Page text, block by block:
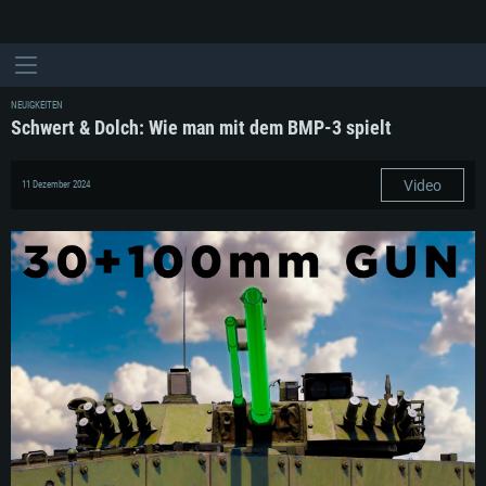
NEUIGKEITEN
Schwert & Dolch: Wie man mit dem BMP-3 spielt
11 Dezember 2024 Video